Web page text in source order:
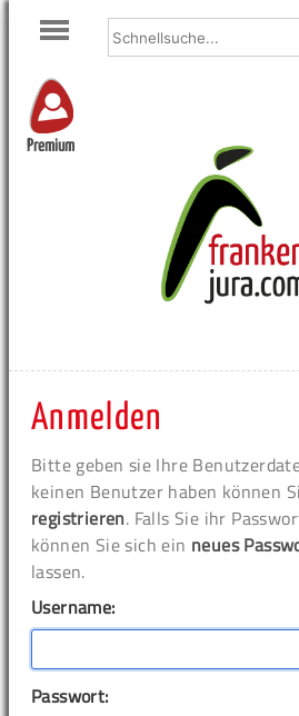
Premium
Anmelden
Bitte geben sie Ihre
keinen Benutzer haben können
registrieren. Falls Sie ihr
können Sie sich ein neues
lassen.
Username:
Passwort: